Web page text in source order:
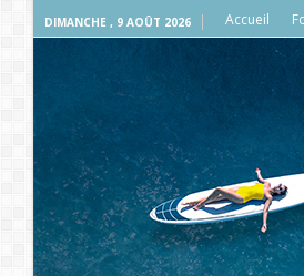
DIMANCHE , 9 AOÛT 2026 Accueil